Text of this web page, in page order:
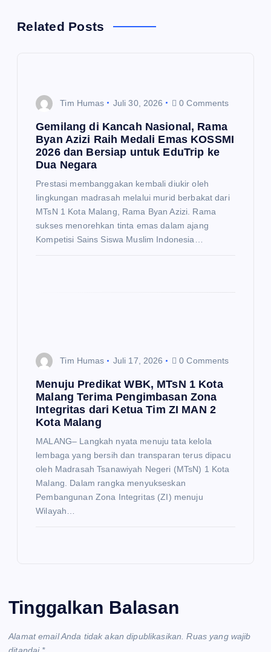
s
Related Posts
Tim Humas Juli 30, 2026 0 Comments
Gemilang di Kancah Nasional, Rama
Byan Azizi Raih Medali Emas KOSSMI
2026 dan Bersiap untuk EduTrip ke
Dua Negara
Prestasi membanggakan kembali diukir oleh
lingkungan madrasah melalui murid berbakat dari
MTsN 1 Kota Malang, Rama Byan Azizi. Rama
sukses menorehkan tinta emas dalam ajang
Kompetisi Sains Siswa Muslim Indonesia…
Tim Humas Juli 17, 2026 0 Comments
Menuju Predikat WBK, MTsN 1 Kota
Malang Terima Pengimbasan Zona
Integritas dari Ketua Tim ZI MAN 2
Kota Malang
MALANG– Langkah nyata menuju tata kelola
lembaga yang bersih dan transparan terus dipacu
oleh Madrasah Tsanawiyah Negeri (MTsN) 1 Kota
Malang. Dalam rangka menyukseskan
Pembangunan Zona Integritas (ZI) menuju
Wilayah…
Tinggalkan Balasan
Alamat email Anda tidak akan dipublikasikan. Ruas yang wajib
ditandai *